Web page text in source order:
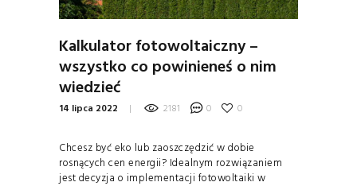
Kalkulator fotowoltaiczny –
wszystko co powinieneś o nim
wiedzieć
14 lipca 2022 2181 0 0
Chcesz być eko lub zaoszczędzić w dobie
rosnących cen energii? Idealnym rozwiązaniem
jest decyzja o implementacji fotowoltaiki w